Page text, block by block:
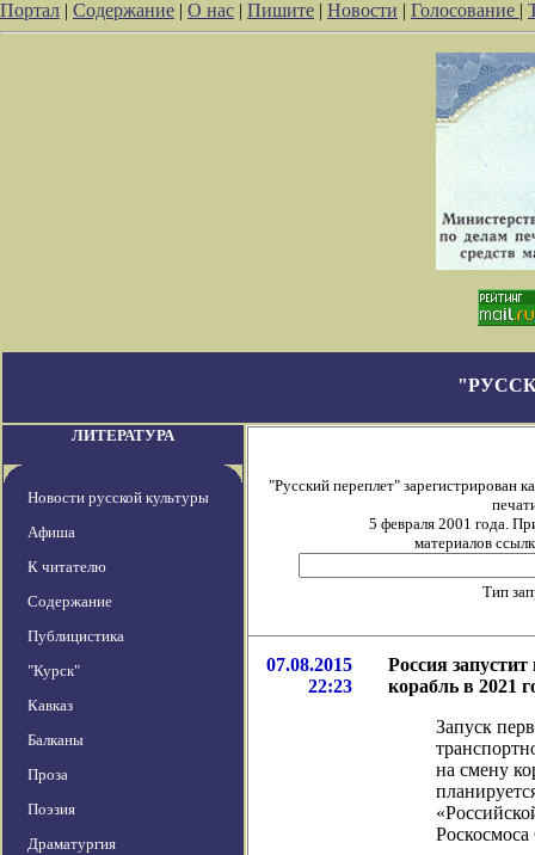
Портал | Содержание | О нас | Пишите | Новости | Голосование |
ЛИТЕРАТУРА
Новости русской культуры
Афиша
К читателю
Содержание
Публицистика
"Курск"
Кавказ
Балканы
Проза
Поэзия
Драматургия
"Русский переплет" зарегистрирован
5 февраля 2001 года.
материалов
Тип
07.08.2015
22:23
Россия
корабль в 2021
Запуск
на смену